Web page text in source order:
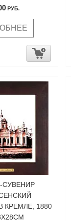
РУБ.
СУВЕНИР
1880